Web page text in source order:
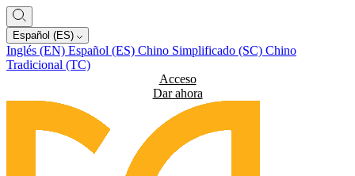
Español (ES)
Inglés (EN) Español (ES) Chino Simplificado (SC) Chino
Tradicional (TC)
Acceso
Dar ahora